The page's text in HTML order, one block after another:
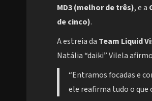
MD3 (melhor de três), e a
de cinco).
A estreia da Team Liquid
Natália “daiki” Vilela
“Entramos focadas e
ele reafirma tudo o